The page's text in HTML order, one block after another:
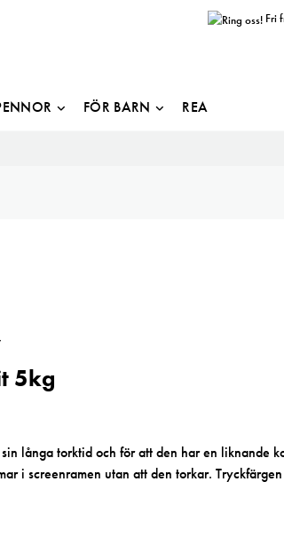
Fri
FÖR BARN REA
5kg
långa torktid och för att den har en liknande
i screenramen utan att den torkar.